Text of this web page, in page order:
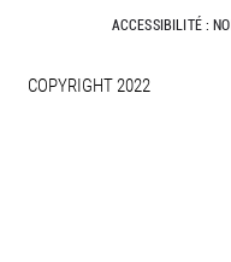
ACCESSIBILITÉ :
COPYRIGHT 2022